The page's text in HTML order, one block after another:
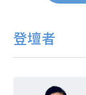
登壇者